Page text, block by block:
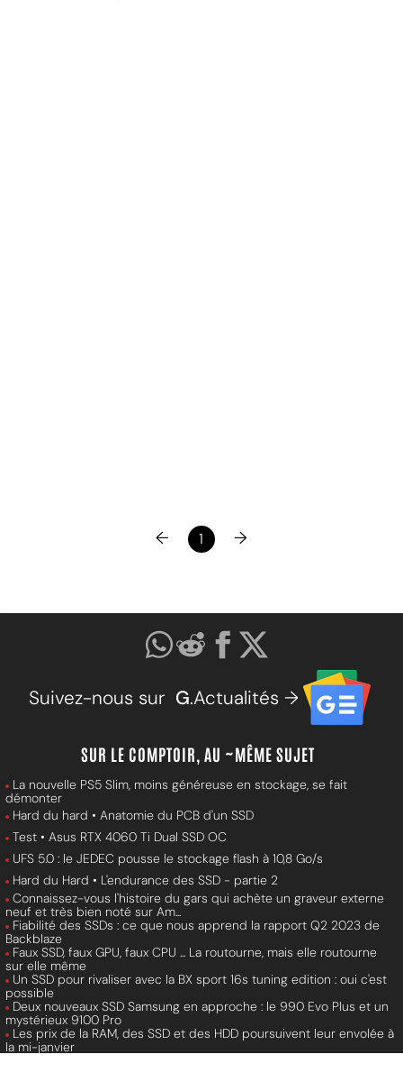
← 1 →
Suivez-nous sur G.Actualités →
SUR LE COMPTOIR, AU ~MÊME SUJET
La nouvelle PS5 Slim, moins généreuse en stockage, se fait
démonter
Hard du hard • Anatomie du PCB d'un SSD
Test • Asus RTX 4060 Ti Dual SSD OC
UFS 5.0 : le JEDEC pousse le stockage flash à 10,8 Go/s
Hard du Hard • L'endurance des SSD - partie 2
Connaissez-vous l'histoire du gars qui achète un graveur externe
neuf et très bien noté sur Am...
Fiabilité des SSDs : ce que nous apprend la rapport Q2 2023 de
Backblaze
Faux SSD, faux GPU, faux CPU ... La routourne, mais elle routourne
sur elle même
Un SSD pour rivaliser avec la BX sport 16s tuning edition : oui c'est
possible
Deux nouveaux SSD Samsung en approche : le 990 Evo Plus et un
mystérieux 9100 Pro
Les prix de la RAM, des SSD et des HDD poursuivent leur envolée à
la mi-janvier